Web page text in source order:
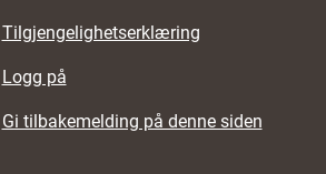
Tilgjengelighetserklæring
Logg på
Gi tilbakemelding på denne siden